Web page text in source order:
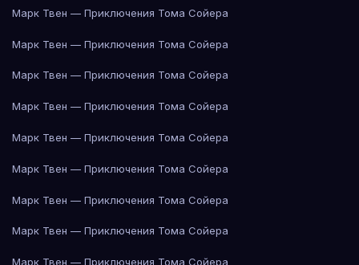
Марк Твен — Приключения Тома Сойера
Марк Твен — Приключения Тома Сойера
Марк Твен — Приключения Тома Сойера
Марк Твен — Приключения Тома Сойера
Марк Твен — Приключения Тома Сойера
Марк Твен — Приключения Тома Сойера
Марк Твен — Приключения Тома Сойера
Марк Твен — Приключения Тома Сойера
Марк Твен — Приключения Тома Сойера